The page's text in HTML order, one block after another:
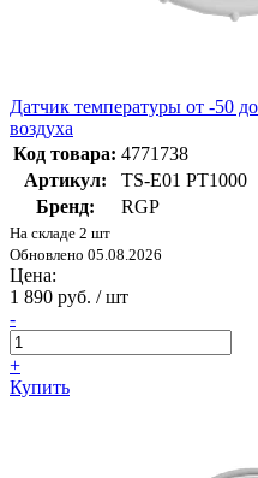
Датчик температуры от -50
воздуха
Код товара: 4771738
Артикул:
TS-E01 PT1000
Бренд:
RGP
На складе 2 шт
Обновлено 05.08.2026
Цена:
1 890 руб. / шт
-
+
Купить